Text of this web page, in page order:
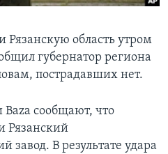
Рязанскую область утром
губернатор региона
пострадавших нет.
сообщают, что
Рязанский
В результате удара